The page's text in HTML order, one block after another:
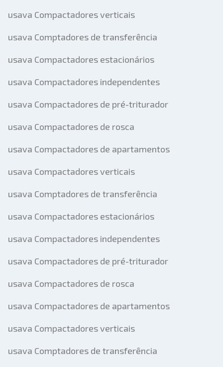
usava Compactadores verticais
usava Comptadores de transferência
usava Compactadores estacionários
usava Compactadores independentes
usava Compactadores de pré-triturador
usava Compactadores de rosca
usava Compactadores de apartamentos
usava Compactadores verticais
usava Comptadores de transferência
usava Compactadores estacionários
usava Compactadores independentes
usava Compactadores de pré-triturador
usava Compactadores de rosca
usava Compactadores de apartamentos
usava Compactadores verticais
usava Comptadores de transferência